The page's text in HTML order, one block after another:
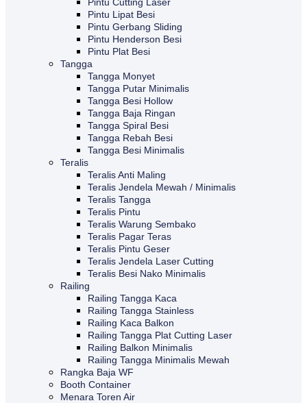
Pintu Lipat Besi
Pintu Gerbang Sliding
Pintu Henderson Besi
Pintu Plat Besi
Tangga
Tangga Monyet
Tangga Putar Minimalis
Tangga Besi Hollow
Tangga Baja Ringan
Tangga Spiral Besi
Tangga Rebah Besi
Tangga Besi Minimalis
Teralis
Teralis Anti Maling
Teralis Jendela Mewah / Minimalis
Teralis Tangga
Teralis Pintu
Teralis Warung Sembako
Teralis Pagar Teras
Teralis Pintu Geser
Teralis Jendela Laser Cutting
Teralis Besi Nako Minimalis
Railing
Railing Tangga Kaca
Railing Tangga Stainless
Railing Kaca Balkon
Railing Tangga Plat Cutting Laser
Railing Balkon Minimalis
Railing Tangga Minimalis Mewah
Rangka Baja WF
Booth Container
Menara Toren Air